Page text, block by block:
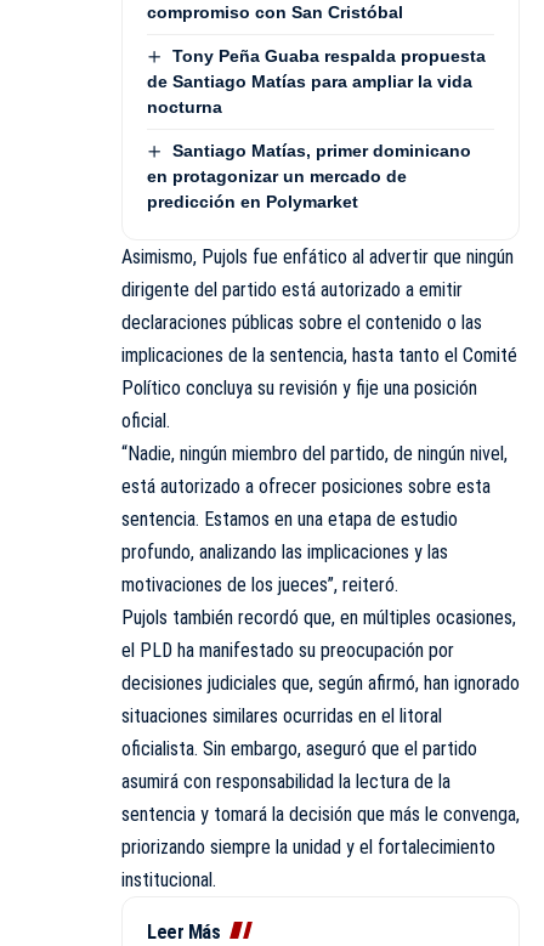
compromiso con San Cristóbal
Tony Peña Guaba respalda propuesta
de Santiago Matías para ampliar la vida
nocturna
Santiago Matías, primer dominicano
en protagonizar un mercado de
predicción en Polymarket
Asimismo, Pujols fue enfático al advertir que ningún
dirigente del partido está autorizado a emitir
declaraciones públicas sobre el contenido o las
implicaciones de la sentencia, hasta tanto el Comité
Político concluya su revisión y fije una posición
oficial.
“Nadie, ningún miembro del partido, de ningún nivel,
está autorizado a ofrecer posiciones sobre esta
sentencia. Estamos en una etapa de estudio
profundo, analizando las implicaciones y las
motivaciones de los jueces”, reiteró.
Pujols también recordó que, en múltiples ocasiones,
el PLD ha manifestado su preocupación por
decisiones judiciales que, según afirmó, han ignorado
situaciones similares ocurridas en el litoral
oficialista. Sin embargo, aseguró que el partido
asumirá con responsabilidad la lectura de la
sentencia y tomará la decisión que más le convenga,
priorizando siempre la unidad y el fortalecimiento
institucional.
Leer Más